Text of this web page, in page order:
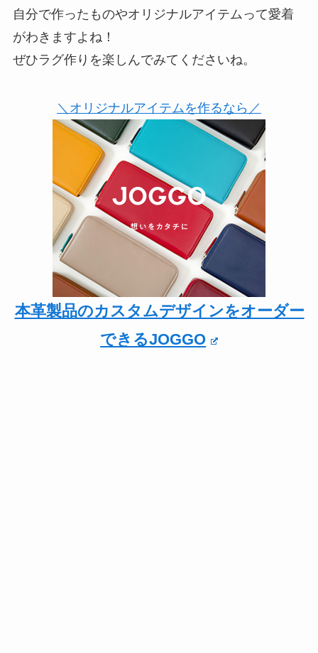
自分で作ったものやオリジナルアイテムって愛着
がわきますよね！
ぜひラグ作りを楽しんでみてくださいね。
＼オリジナルアイテムを作るなら／
本革製品のカスタムデザインをオーダー
できるJOGGO